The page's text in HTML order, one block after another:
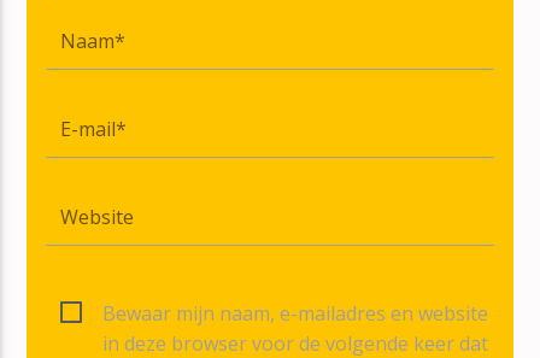
Bewaar mijn naam, e-mailadres en website
in deze browser voor de volgende keer dat